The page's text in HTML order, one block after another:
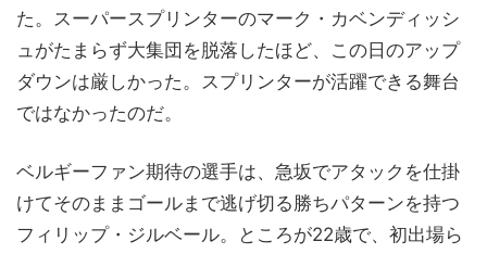
た。スーパースプリンターのマーク・カベンディッシ
ュがたまらず大集団を脱落したほど、この日のアップ
ダウンは厳しかった。スプリンターが活躍できる舞台
ではなかったのだ。
ベルギーファン期待の選手は、急坂でアタックを仕掛
けてそのままゴールまで逃げ切る勝ちパターンを持つ
フィリップ・ジルベール。ところが22歳で、初出場ら